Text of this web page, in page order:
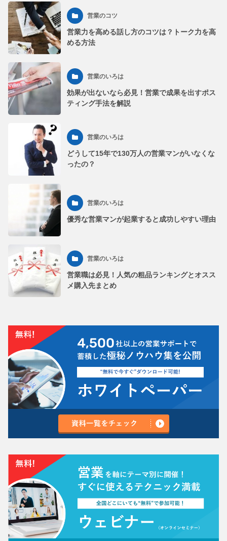
営業のコツ
営業力を高める話し方のコツは？トーク力を高
める方法
営業のいろは
効果が出ないなら必見！営業で成果を出すポス
ティング手法を解説
営業のいろは
どうして15年で130万人の営業マンがいなくな
ったの？
営業のいろは
優秀な営業マンが起業すると成功しやすい理由
営業のいろは
営業職は必見！人気の粗品ランキングとオスス
メ購入先まとめ